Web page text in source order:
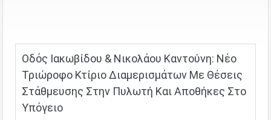
Οδός Ιακωβίδου & Νικολάου Καντούνη: Νέο
Τριώροφο Κτίριο Διαμερισμάτων Με Θέσεις
Στάθμευσης Στην Πυλωτή Και Αποθήκες Στο
Υπόγειο